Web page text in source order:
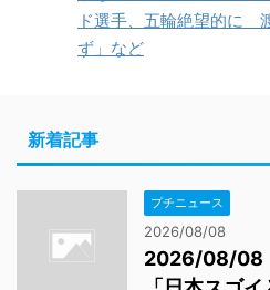
ド選手、五輪絶望的に
ず」など
新着記事
プチニュース
2026/08/08
2026/08/08